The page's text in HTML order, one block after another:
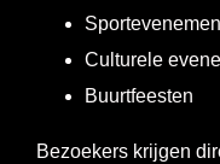
Culturele
Buurtfeesten
Bezoekers krijgen